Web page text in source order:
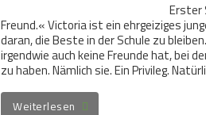
Erster
Freund.« Victoria ist ein ehrgeiziges
daran, die Beste in der Schule zu
irgendwie auch keine Freunde hat, bei
zu haben. Nämlich sie. Ein Privileg.
Weiterlesen